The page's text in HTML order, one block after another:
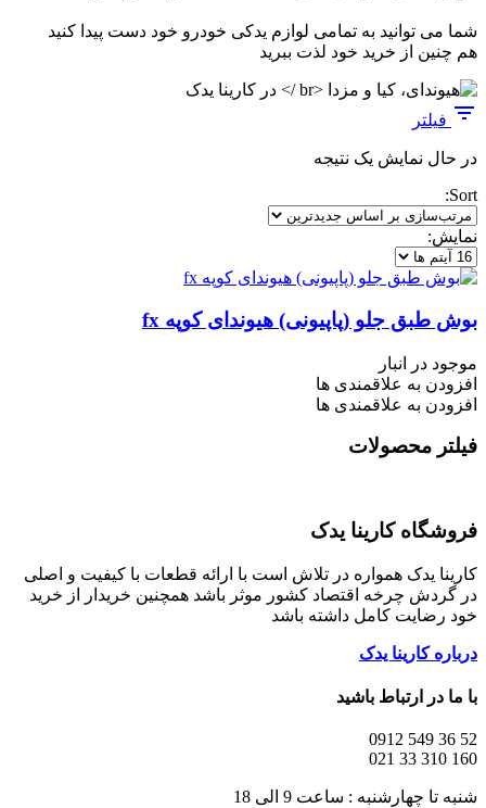
شما می توانید به تمامی لوازم یدکی خودرو خود دست پیدا کنید
هم چنین از خرید خود لذت ببرید
فیلتر
در حال نمایش یک نتیجه
Sort:
نمایش:
بوش طبق جلو (پاپیونی) هیوندای کوپه fx
موجود در انبار
افزودن به علاقمندی ها
افزودن به علاقمندی ها
فیلتر محصولات
فروشگاه کارینا یدک
کارینا یدک همواره در تلاش است با ارائه قطعات با کیفیت و اصلی
در گردش چرخه اقتصاد کشور موثر باشد همچنین خریدار از خرید
خود رضایت کامل داشته باشد
درباره کارینا یدک
با ما در ارتباط باشید
52 36 549 0912
160 310 33 021
شنبه تا چهارشنبه : ساعت 9 الی 18